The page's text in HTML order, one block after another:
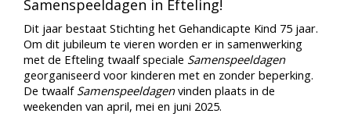
Samenspeeldagen in Efteling!
Dit jaar bestaat Stichting het Gehandicapte Kind 75 jaar.
Om dit jubileum te vieren worden er in samenwerking
met de Efteling twaalf speciale Samenspeeldagen
georganiseerd voor kinderen met en zonder beperking.
De twaalf Samenspeeldagenvinden plaats in de
weekenden van april, mei en juni 2025.